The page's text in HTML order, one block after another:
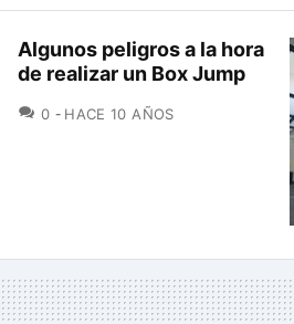
Algunos peligros a la hora
de realizar un Box Jump
0 COMENTARIOS
HACE 10 AÑOS